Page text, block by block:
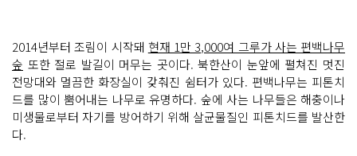
2014년부터 조림이 시작돼 현재 1만 3,000여 그루가 사는 편백나무
숲 또한 절로 발길이 머무는 곳이다. 북한산이 눈앞에 펼쳐진 멋진
전망대와 멀끔한 화장실이 갖춰진 쉼터가 있다. 편백나무는 피톤치
드를 많이 뿜어내는 나무로 유명하다. 숲에 사는 나무들은 해충이나
미생물로부터 자기를 방어하기 위해 살균물질인 피톤치드를 발산한
다.